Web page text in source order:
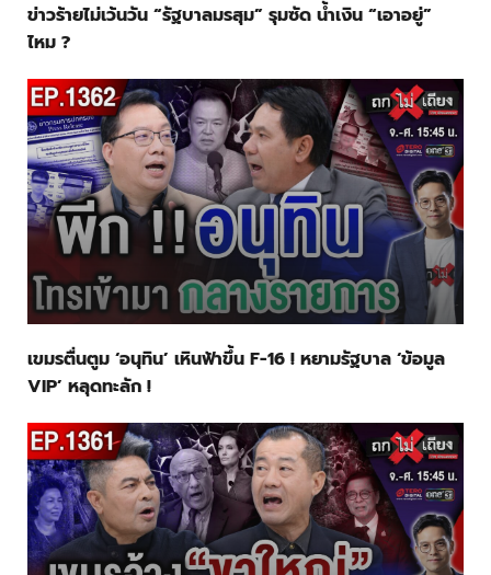
ข่าวร้ายไม่เว้นวัน “รัฐบาลมรสุม” รุมซัด น้ำเงิน “เอาอยู่”
ไหม ?
เขมรตื่นตูม ‘อนุทิน’ เหินฟ้าขึ้น F-16 ! หยามรัฐบาล ‘ข้อมูล
VIP’ หลุดทะลัก !